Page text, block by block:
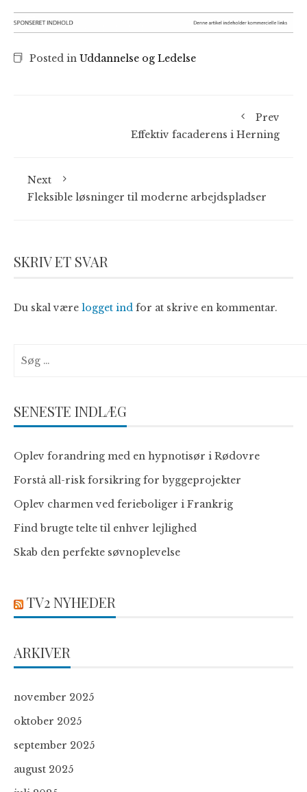
Posted in Uddannelse og Ledelse
Prev
Effektiv facaderens i Herning
Next
Fleksible løsninger til moderne arbejdspladser
SKRIV ET SVAR
Du skal være logget ind for at skrive en kommentar.
efter:
SENESTE INDLÆG
Oplev forandring med en hypnotisør i Rødovre
Forstå all-risk forsikring for byggeprojekter
Oplev charmen ved ferieboliger i Frankrig
Find brugte telte til enhver lejlighed
Skab den perfekte søvnoplevelse
TV2 NYHEDER
ARKIVER
november 2025
oktober 2025
september 2025
august 2025